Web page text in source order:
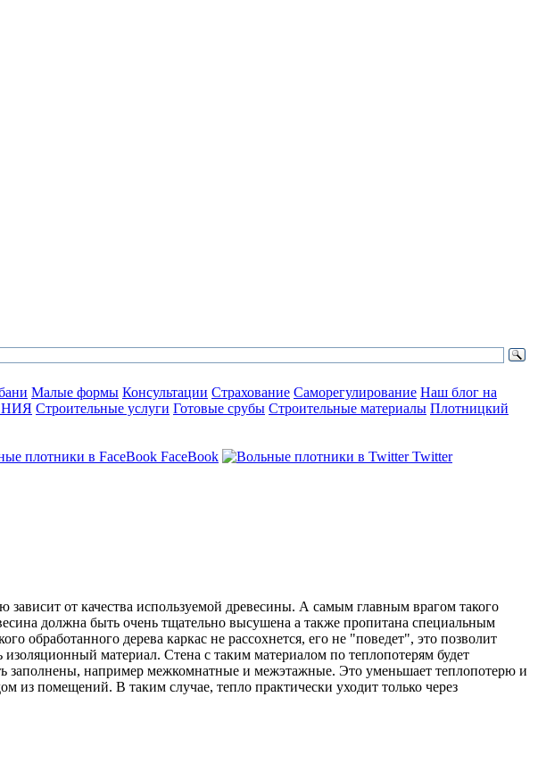
Малые формы Консультации Страхование Саморегулирование Наш блог на
Строительные услуги Готовые срубы Строительные материалы Плотницкий
FaceBook
Twitter
от качества используемой древесины. А самым главным врагом такого
должна быть очень тщательно высушена а также пропитана специальным
дерева каркас не рассохнется, его не "поведет", это позволит
материал. Стена с таким материалом по теплопотерям будет
заполнены, например межкомнатные и межэтажные. Это уменьшает теплопотерю и
из помещений. В таким случае, тепло практически уходит только через